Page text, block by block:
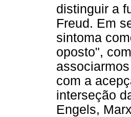
distinguir a
Freud. Em
sintoma
oposto",
com a
interseção
Engels,